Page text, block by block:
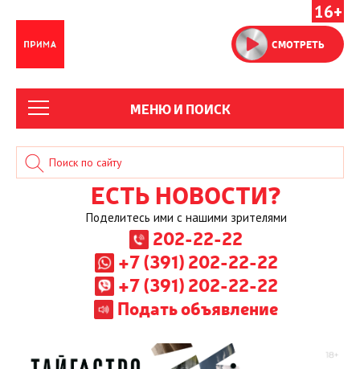
16+
СМОТРЕТЬ
МЕНЮ И ПОИСК
ЕСТЬ НОВОСТИ?
Поделитесь ими с нашими зрителями
202-22-22
+7 (391) 202-22-22
+7 (391) 202-22-22
Подать объявление